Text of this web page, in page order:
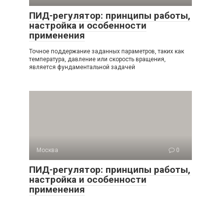
ПИД-регулятор: принципы работы,
настройка и особенности
применения
Точное поддержание заданных параметров, таких как
температура, давление или скорость вращения,
является фундаментальной задачей
Москва 0
ПИД-регулятор: принципы работы,
настройка и особенности
применения